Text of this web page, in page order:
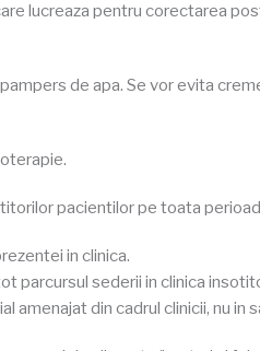
lucreaza pentru corectarea
de apa. Se vor evita
pacientilor pe toata
in clinica.
parcursul sederii in clinica
din cadrul clinicii, nu in